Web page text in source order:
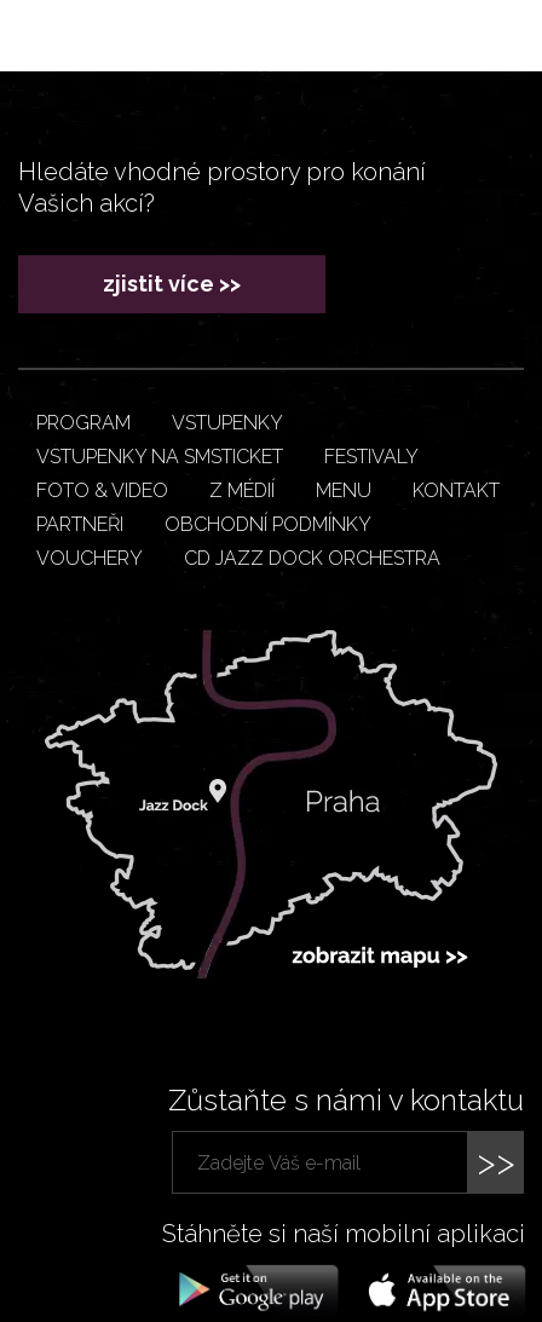
Hledáte vhodné prostory pro konání
Vašich akcí?
zjistit více >>
PROGRAM
VSTUPENKY
VSTUPENKY NA SMSTICKET
FESTIVALY
FOTO & VIDEO
Z MÉDIÍ MENU
KONTAKT
PARTNEŘI
OBCHODNÍ PODMÍNKY
VOUCHERY
CD JAZZ DOCK ORCHESTRA
Zůstaňte s námi v kontaktu
>>
Stáhněte si naší mobilní aplikaci